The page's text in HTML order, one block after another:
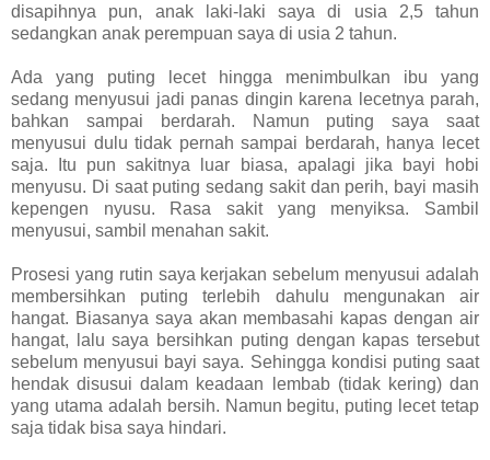
disapihnya pun, anak laki-laki saya di usia 2,5 tahun
sedangkan anak perempuan saya di usia 2 tahun.
Ada yang puting lecet hingga menimbulkan ibu yang
sedang menyusui jadi panas dingin karena lecetnya parah,
bahkan sampai berdarah. Namun puting saya saat
menyusui dulu tidak pernah sampai berdarah, hanya lecet
saja. Itu pun sakitnya luar biasa, apalagi jika bayi hobi
menyusu. Di saat puting sedang sakit dan perih, bayi masih
kepengen nyusu. Rasa sakit yang menyiksa. Sambil
menyusui, sambil menahan sakit.
Prosesi yang rutin saya kerjakan sebelum menyusui adalah
membersihkan puting terlebih dahulu mengunakan air
hangat. Biasanya saya akan membasahi kapas dengan air
hangat, lalu saya bersihkan puting dengan kapas tersebut
sebelum menyusui bayi saya. Sehingga kondisi puting saat
hendak disusui dalam keadaan lembab (tidak kering) dan
yang utama adalah bersih. Namun begitu, puting lecet tetap
saja tidak bisa saya hindari.